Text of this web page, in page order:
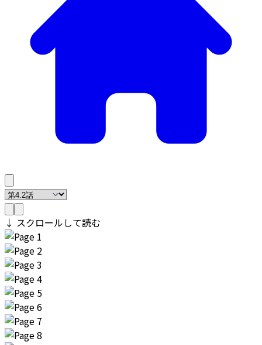
↓ スクロールして読む